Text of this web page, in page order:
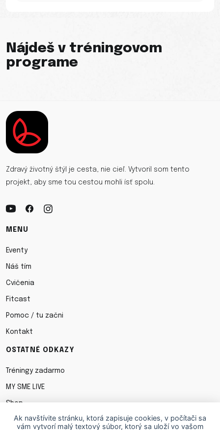
Nájdeš v tréningovom
programe
Zdravý životný štýl je cesta, nie cieľ. Vytvoril som tento
projekt, aby sme tou cestou mohli ísť spolu.
MENU
Eventy
Náš tím
Cvičenia
Fitcast
Pomoc / tu začni
Kontakt
OSTATNÉ ODKAZY
Tréningy zadarmo
MY SME LIVE
Shop
Obchodné podmienky
Ak navštívite stránku, ktorá zapisuje cookies, v počítači sa
vám vytvorí malý textový súbor, ktorý sa uloží vo vašom